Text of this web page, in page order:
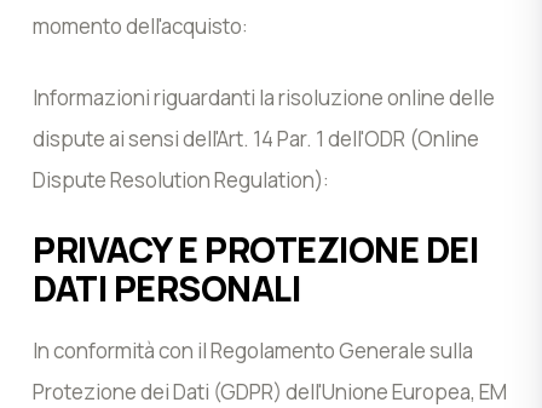
momento dell'acquisto:
Informazioni riguardanti la risoluzione online delle
dispute ai sensi dell'Art. 14 Par. 1 dell'ODR (Online
Dispute Resolution Regulation):
PRIVACY E PROTEZIONE DEI
DATI PERSONALI
In conformità con il Regolamento Generale sulla
Protezione dei Dati (GDPR) dell'Unione Europea, EM